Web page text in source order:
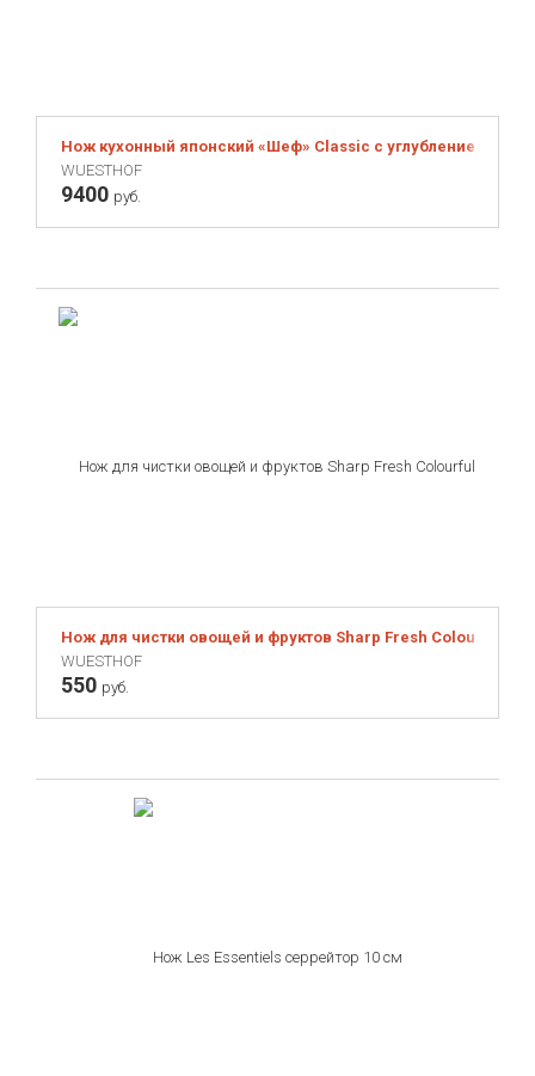
Нож кухонный японский «Шеф» Classic с углублением на
WUESTHOF
9400 руб.
Нож для чистки овощей и фруктов Sharp Fresh Colourful с
WUESTHOF
550 руб.